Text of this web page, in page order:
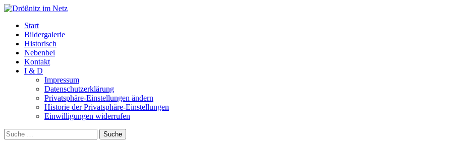
Start
Bildergalerie
Historisch
Nebenbei
Kontakt
I & D
Impressum
Datenschutzerklärung
Privatsphäre-Einstellungen ändern
Historie der Privatsphäre-Einstellungen
Einwilligungen widerrufen
Suche